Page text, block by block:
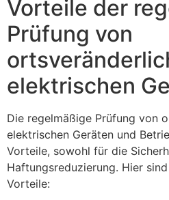
Vorteile der
Prüfung von
elektrischen
Die regelmäßige Prüfung von
elektrischen Geräten und
Vorteile, sowohl für die
Haftungsreduzierung. Hier
Vorteile: